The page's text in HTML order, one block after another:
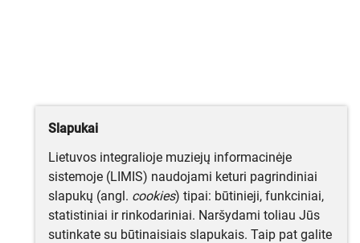
Slapukai
Lietuvos integralioje muziejų informacinėje
sistemoje (LIMIS) naudojami keturi pagrindiniai
slapukų (angl. cookies) tipai: būtinieji, funkciniai,
statistiniai ir rinkodariniai. Naršydami toliau Jūs
sutinkate su būtinaisiais slapukais. Taip pat galite